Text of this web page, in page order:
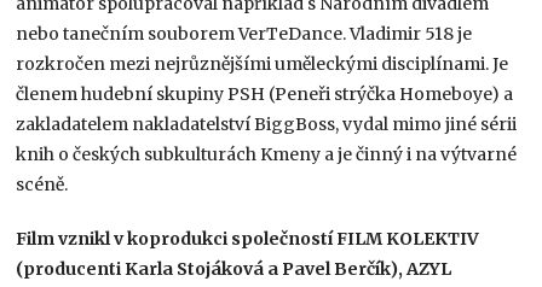
nebo tanečním souborem VerTeDance. Vladimir 518 je
rozkročen mezi nejrůznějšími uměleckými disciplínami. Je
členem hudební skupiny PSH (Peneři strýčka Homeboye) a
zakladatelem nakladatelství BiggBoss, vydal mimo jiné sérii
knih o českých subkulturách Kmeny a je činný i na výtvarné
scéně.
Film vznikl v koprodukci společností FILM KOLEKTIV
(producenti Karla Stojáková a Pavel Berčík), AZYL